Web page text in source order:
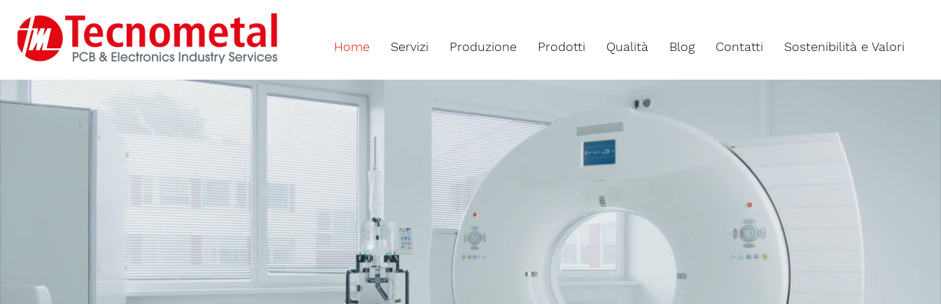
Home Servizi Produzione Prodotti Qualità Blog Contatti Sostenibilità e Valori
PCB & Electronics Industry Services
No words, just quality!